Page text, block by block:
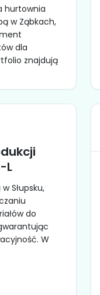
hurtownia
w Ząbkach,
dla
znajdują
L
Słupsku,
do
W